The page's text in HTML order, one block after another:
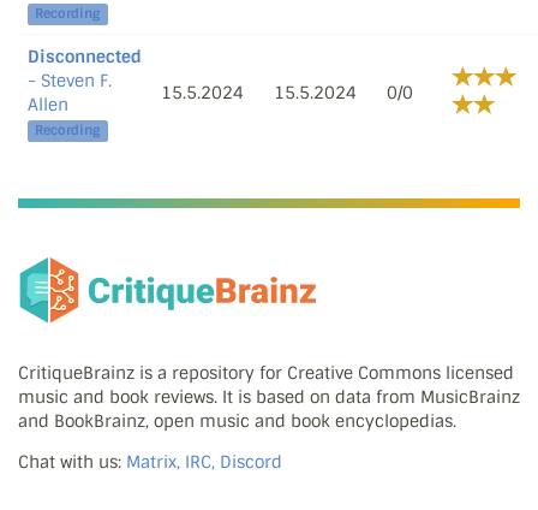
Recording
Disconnected
- Steven F.
Allen
Recording
15.5.2024 15.5.2024 0/0
CritiqueBrainz is a repository for Creative Commons licensed
music and book reviews. It is based on data from MusicBrainz
and BookBrainz, open music and book encyclopedias.
Chat with us: Matrix, IRC, Discord